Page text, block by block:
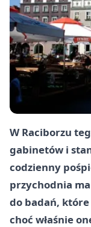
W Raciborzu
gabinetów i
codzienny
przychodnia
do badań, które
choć właśnie